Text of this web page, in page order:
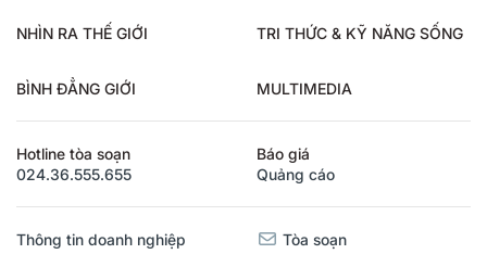
NHÌN RA THẾ GIỚI TRI THỨC & KỸ NĂNG SỐNG
BÌNH ĐẲNG GIỚI MULTIMEDIA
Hotline tòa soạn
024.36.555.655
Báo giá
Quảng cáo
Thông tin doanh nghiệp Tòa soạn